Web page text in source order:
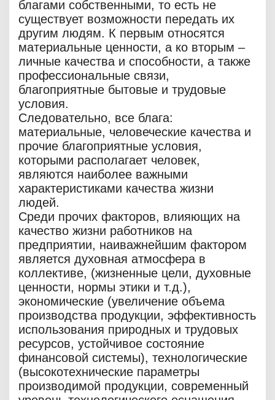
благами собственными, то есть не
существует возможности передать их
другим людям. К первым относятся
материальные ценности, а ко вторым –
личные качества и способности, а также
профессиональные связи,
благоприятные бытовые и трудовые
условия.
Следовательно, все блага:
материальные, человеческие качества и
прочие благоприятные условия,
которыми располагает человек,
являются наиболее важными
характеристиками качества жизни
людей.
Среди прочих факторов, влияющих на
качество жизни работников на
предприятии, наиважнейшим фактором
является духовная атмосфера в
коллективе, (жизненные цели, духовные
ценности, нормы этики и т.д.),
экономические (увеличение объема
производства продукции, эффективность
использования природных и трудовых
ресурсов, устойчивое состояние
финансовой системы), технологические
(высокотехнические параметры
производимой продукции, современный